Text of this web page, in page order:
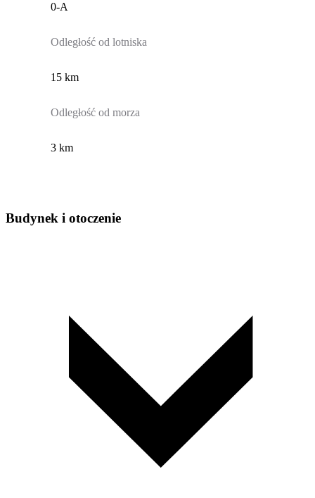
0-A
Odległość od lotniska
15 km
Odległość od morza
3 km
Budynek i otoczenie